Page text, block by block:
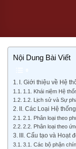
Nội Dung Bài Viết
I. Giới thiệu về Hệ
1.1. Khái niệm Hệ
1.2. Lịch sử và Sự
II. Các Loại Hệ
2.1. Phân loại theo
2.2. Phân loại theo
III. Cấu tạo và Hoạt
3.1. Các bộ phận